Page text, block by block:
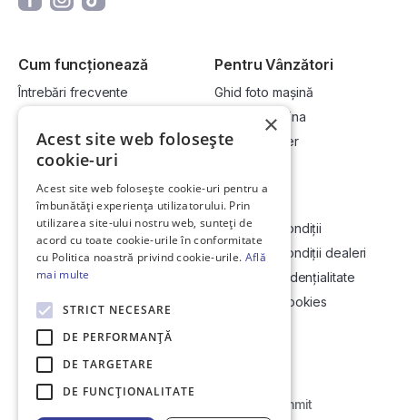
Cum funcționează
Întrebări frecvente
Cum vând la licitație?
Pentru Vânzători
Ghid foto mașină
Vinde-ți mașina
Devino dealer
Link-uri utile
Informații utile vizionare
Contact
Soluționarea Online a litigiilor
ANCP
Compania
Termeni și condiții
Termeni și condiții dealeri
Politică confidențialitate
Politica de cookies
Initial Commit
×
Acest site web folosește
cookie-uri
Acest site web folosește cookie-uri pentru a
îmbunătăți experiența utilizatorului. Prin
utilizarea site-ului nostru web, sunteți de
acord cu toate cookie-urile în conformitate
cu Politica noastră privind cookie-urile. Află
mai multe
STRICT NECESARE
DE PERFORMANȚĂ
DE TARGETARE
DE FUNCŢIONALITATE